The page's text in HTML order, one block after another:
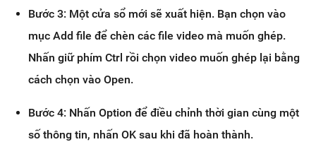
Bước 3: Một cửa sổ mới sẽ xuất hiện. Bạn chọn vào
mục Add file để chèn các file video mà muốn ghép.
Nhấn giữ phím Ctrl rồi chọn video muốn ghép lại bằng
cách chọn vào Open.
Bước 4: Nhấn Option để điều chỉnh thời gian cùng một
số thông tin, nhấn OK sau khi đã hoàn thành.